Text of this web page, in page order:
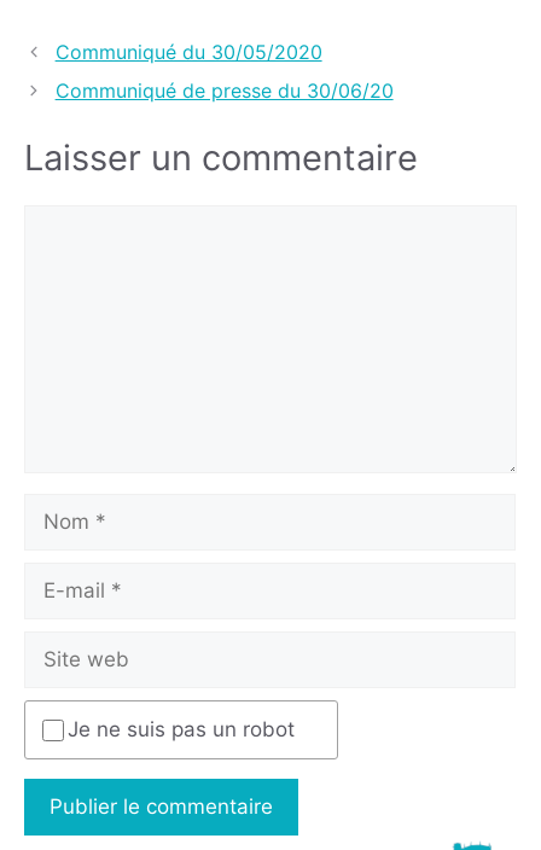
Communiqué du 30/05/2020
Communiqué de presse du 30/06/20
Laisser un commentaire
Je ne suis pas un robot